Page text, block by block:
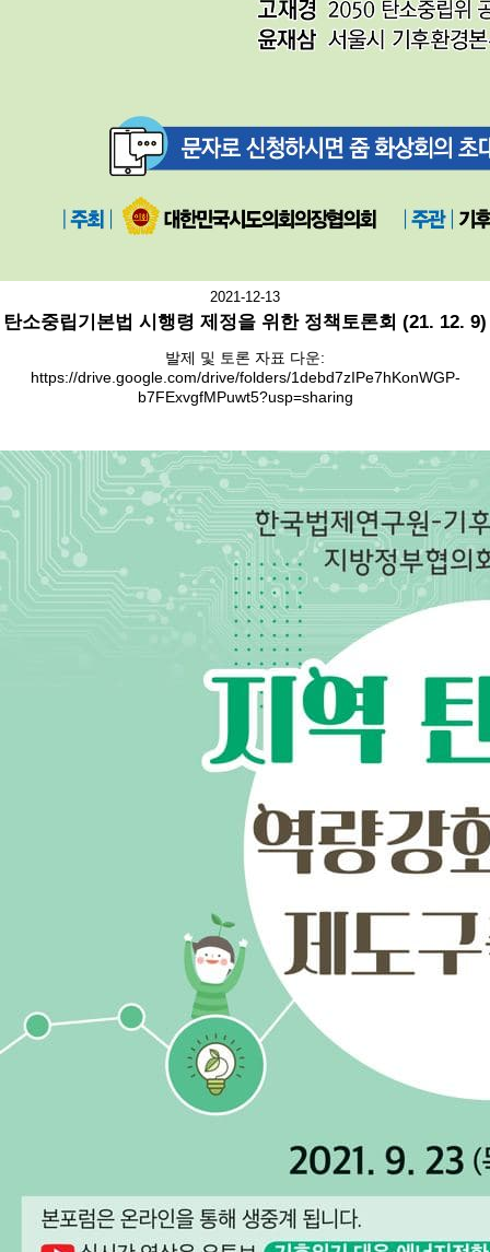
2021-12-13
탄소중립기본법 시행령 제정을 위한 정책토론회 (21. 12. 9)
발제 및 토론 자표 다운:
https://drive.google.com/drive/folders/1debd7zIPe7hKonWGP-
b7FExvgfMPuwt5?usp=sharing